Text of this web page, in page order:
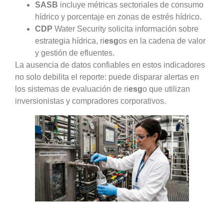
SASB incluye métricas sectoriales de consumo
hídrico y porcentaje en zonas de estrés hídrico.
CDP Water Security solicita información sobre
estrategia hídrica, riesgos en la cadena de valor
y gestión de efluentes.
La ausencia de datos confiables en estos indicadores
no solo debilita el reporte: puede disparar alertas en
los sistemas de evaluación de riesgo que utilizan
inversionistas y compradores corporativos.